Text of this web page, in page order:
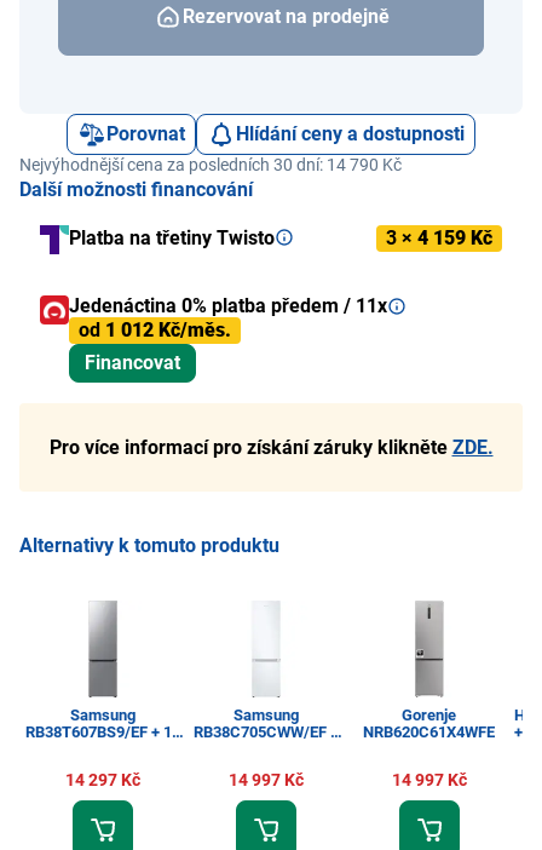
Rezervovat na prodejně
Porovnat Hlídání ceny a dostupnosti
Nejvýhodnější cena za posledních 30 dní: 14 790 Kč
Další možnosti financování
Platba na třetiny Twisto 3 × 4 159 Kč
Jedenáctina 0% platba předem / 11x
od 1 012 Kč/měs.
Financovat
Pro více informací pro získání záruky klikněte ZDE.
Alternativy k tomuto produktu
Samsung
RB38T607BS9/EF + 10
14 297 Kč
Samsung
RB38C705CWW/EF +
14 997 Kč
Gorenje
NRB620C61X4WFE
14 997 Kč
+